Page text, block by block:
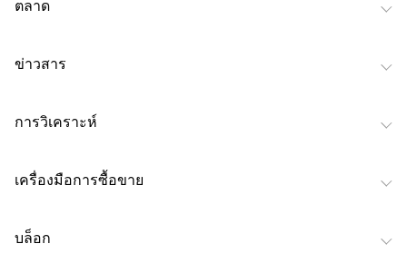
ตลาด
ข่าวสาร
การวิเคราะห์
เครื่องมือการซื้อขาย
บล็อก